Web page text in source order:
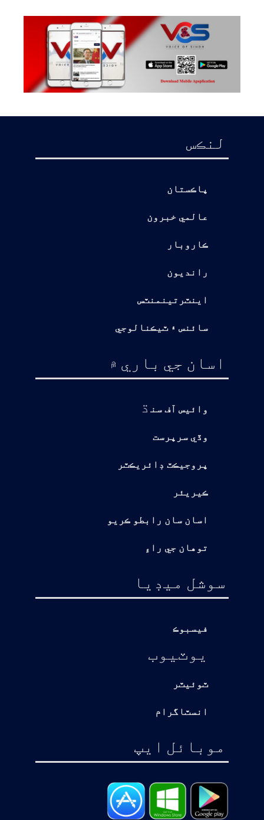
لنڪس
پاڪستان
عالمي خبرون
ڪاروبار
رانديون
اينٽرتينمنٽس
سائنس ۽ ٽيڪنالوجي
اسان جي باري ۾
وائيس آف سن ڌ
وڏي سرپرست
پروجيڪٽ ڊائريڪٽر
ڪيريئر
اسان سان رابطو ڪريو
توهان جي راءِ
سوشل ميڊيا
فيسبوڪ
يوٽيوب
ٽوئيٽر
انسٽاگرام
موبائل ايپ